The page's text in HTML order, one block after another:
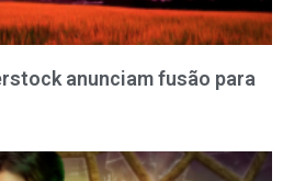
anunciam fusão para